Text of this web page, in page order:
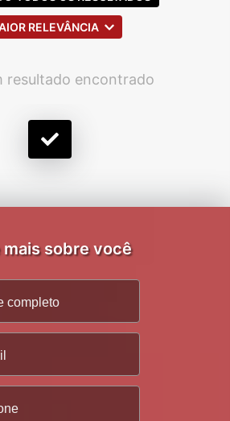
RELEVÂNCIA
resultado encontrado
mais sobre você